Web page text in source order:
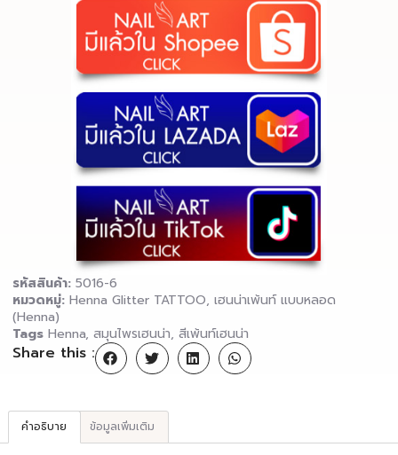
รหัสสินค้า: 5016-6
หมวดหมู่: Henna Glitter TATTOO, เฮนน่าเพ้นท์ แบบหลอด
(Henna)
Tags Henna, สมุนไพรเฮนน่า, สีเพ้นท์เฮนน่า
Share this :
คำอธิบาย ข้อมูลเพิ่มเติม